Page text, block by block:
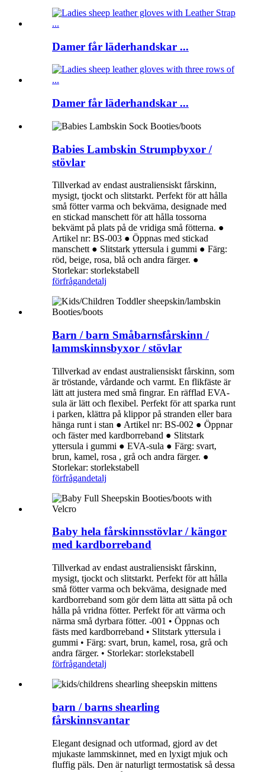
Damer får läderhandskar ...
Damer får läderhandskar ...
Babies Lambskin Strumpbyxor /
stövlar
Tillverkad av endast australiensiskt fårskinn,
mysigt, tjockt och slitstarkt. Perfekt för att hålla
små fötter varma och bekväma, designade med
en stickad manschett för att hålla tossorna
bekvämt på plats på de vridiga små fötterna. ●
Artikel nr: BS-003 ● Öppnas med stickad
manschett ● Slitstark yttersula i gummi ● Färg:
röd, beige, rosa, blå och andra färger. ●
Storlekar: storlekstabell
förfrågandetalj
Barn / barn Småbarnsfårskinn /
lammskinnsbyxor / stövlar
Tillverkad av endast australiensiskt fårskinn, som
är tröstande, vårdande och varmt. En flikfäste är
lätt att justera med små fingrar. En räfflad EVA-
sula är lätt och flexibel. Perfekt för att sparka runt
i parken, klättra på klippor på stranden eller bara
hänga runt i stan ● Artikel nr: BS-002 ● Öppnar
och fäster med kardborreband ● Slitstark
yttersula i gummi ● EVA-sula ● ​​Färg: svart,
brun, kamel, rosa , grå och andra färger. ●
Storlekar: storlekstabell
förfrågandetalj
Baby hela fårskinnsstövlar / kängor
med kardborreband
Tillverkad av endast australiensiskt fårskinn,
mysigt, tjockt och slitstarkt. Perfekt för att hålla
små fötter varma och bekväma, designade med
kardborreband som gör dem lätta att sätta på och
hålla på vridna fötter. Perfekt för att värma och
närma små dyrbara fötter. -001 • Öppnas och
fästs med kardborreband • Slitstark yttersula i
gummi • Färg: svart, brun, kamel, rosa, grå och
andra färger. • Storlekar: storlekstabell
förfrågandetalj
barn / barns shearling
fårskinnsvantar
Elegant designad och utformad, gjord av det
mjukaste lammskinnet, med en lyxigt mjuk och
fluffig päls. Den är naturligt termostatisk så dessa